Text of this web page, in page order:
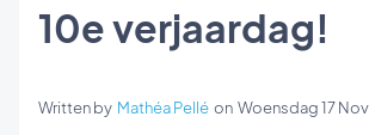
10e verjaardag!
Written by Mathéa Pellé on Woensdag 17